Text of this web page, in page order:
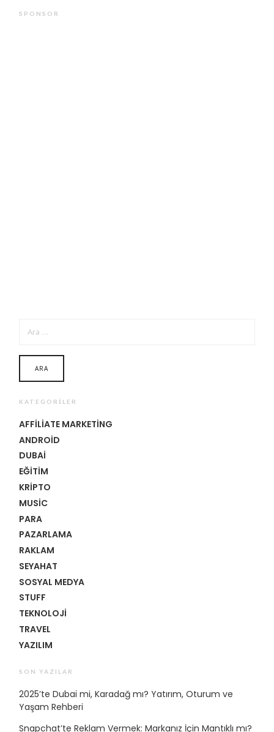
SPONSOR
KATEGORILER
AFFILIATE MARKETING
ANDROID
DUBAI
EĞITIM
KRIPTO
MUSIC
PARA
PAZARLAMA
RAKLAM
SEYAHAT
SOSYAL MEDYA
STUFF
TEKNOLOJI
TRAVEL
YAZILIM
SON YAZILAR
2025’te Dubai mi, Karadağ mı? Yatırım, Oturum ve
Yaşam Rehberi
Snapchat’te Reklam Vermek: Markanız İçin Mantıklı mı?